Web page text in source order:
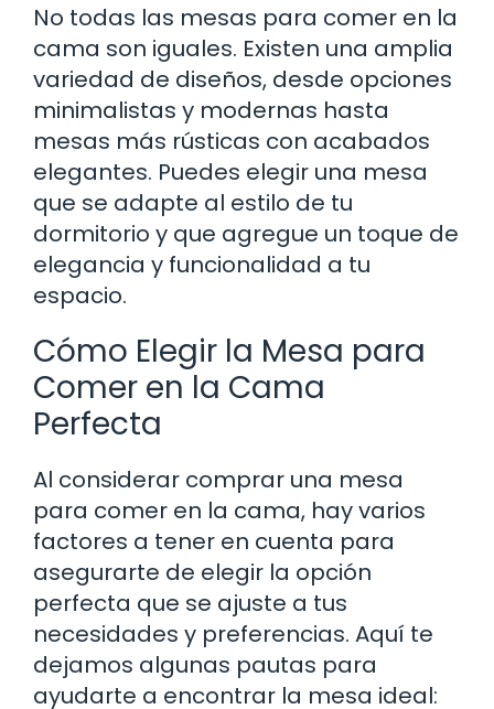
No todas las mesas para comer en la
cama son iguales. Existen una amplia
variedad de diseños, desde opciones
minimalistas y modernas hasta
mesas más rústicas con acabados
elegantes. Puedes elegir una mesa
que se adapte al estilo de tu
dormitorio y que agregue un toque de
elegancia y funcionalidad a tu
espacio.
Cómo Elegir la Mesa para
Comer en la Cama
Perfecta
Al considerar comprar una mesa
para comer en la cama, hay varios
factores a tener en cuenta para
asegurarte de elegir la opción
perfecta que se ajuste a tus
necesidades y preferencias. Aquí te
dejamos algunas pautas para
ayudarte a encontrar la mesa ideal: